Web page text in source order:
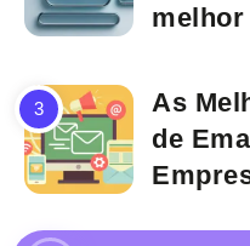
melhor
As
de